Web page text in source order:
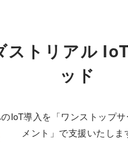
ストリアル
ッド
IoT導入を「ワンストップ
メント」で支援いたしま